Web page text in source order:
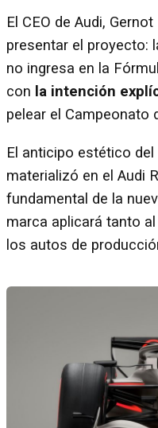
El CEO de Audi,
presentar el proyecto:
no ingresa en la
con la intención
pelear el Campeonato
El anticipo estético
materializó en el Audi
fundamental de la
marca aplicará tanto
los autos de